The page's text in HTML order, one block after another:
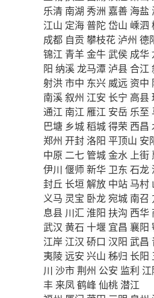
乐清 南湖 秀洲 嘉善 海盐
江山 定海普陀 岱山 嵊泗
成都 自贡 攀枝花 泸州 德
锦江 青羊金牛武侯 成华
阳 纳溪龙马潭 泸县合江
射洪市中 东兴 威远 资中
南溪叙州 江安 长宁 高县
通江 南江 雁江 安岳 乐至
巴塘 乡城稻城得荣 西昌
郑州 开封洛阳 平顶山 安
中原 二七 管城金水 上街
伊川 偃师新华 卫东 石龙
封丘 长垣解放 中站 马村
义马 灵宝 卧龙宛城 南召
息县 川汇 淮阳 扶沟 西华
武汉 黄石 十堰 宜昌 襄阳
江岸 江汉 硚口 汉阳 武昌
夷陵远安 兴山 秭归 长阳
川 沙市荆州 公安 监利
丰 来凤鹤峰 仙桃潜江